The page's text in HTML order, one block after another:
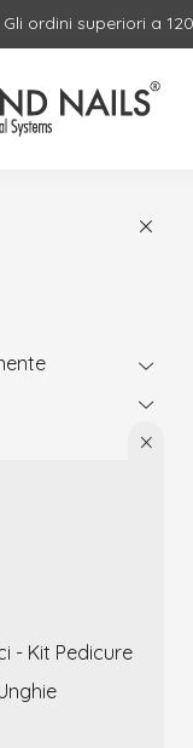
Gli ordini superiori a
- Kit Pedicure